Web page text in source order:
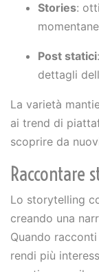
Stories:
Post statici
dettagli
La varietà
ai trend di
scoprire da
Raccontare
Lo storytelling
creando una
Quando
rendi più